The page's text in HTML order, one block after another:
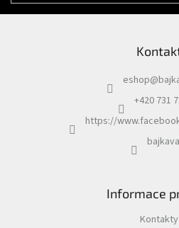
eshop@
+420 731
https://
Informace
Kontakty